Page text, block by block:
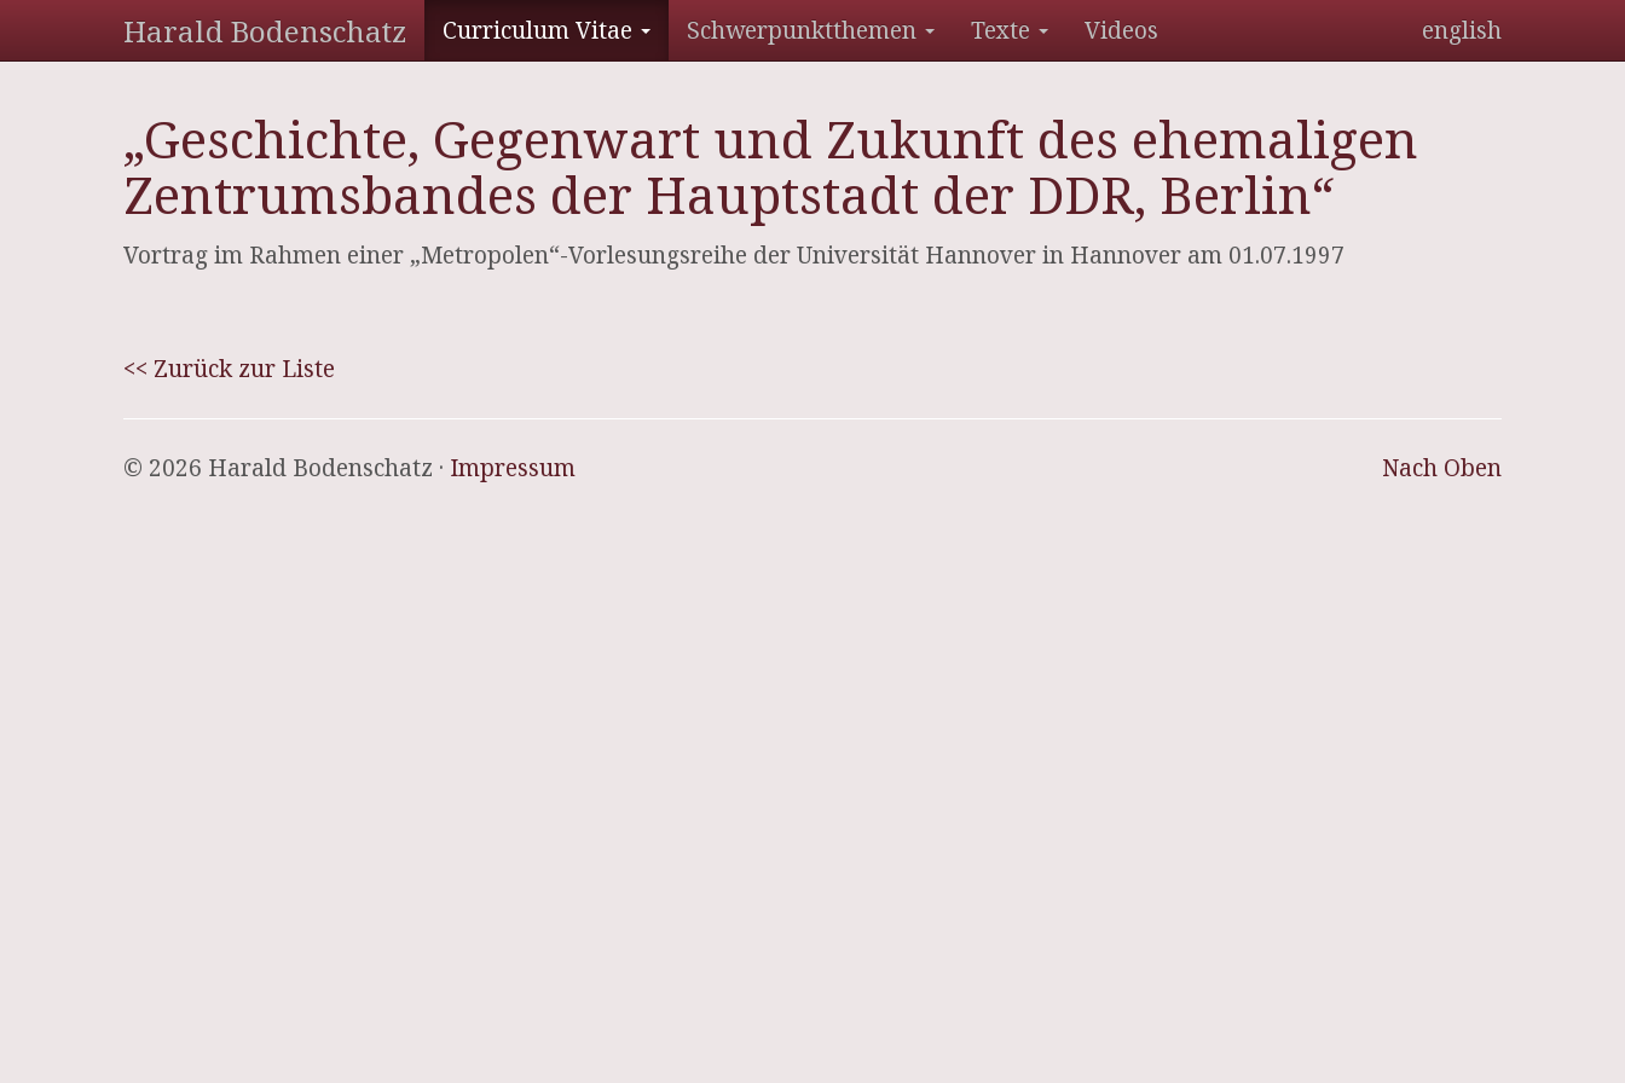
Harald Bodenschatz Curriculum Vitae Schwerpunktthemen Texte Videos english
„Geschichte, Gegenwart und Zukunft des ehemaligen
Zentrumsbandes der Hauptstadt der DDR, Berlin“
Vortrag im Rahmen einer „Metropolen“-Vorlesungsreihe der Universität Hannover in Hannover am 01.07.1997
<< Zurück zur Liste
Nach Oben
© 2026 Harald Bodenschatz · Impressum